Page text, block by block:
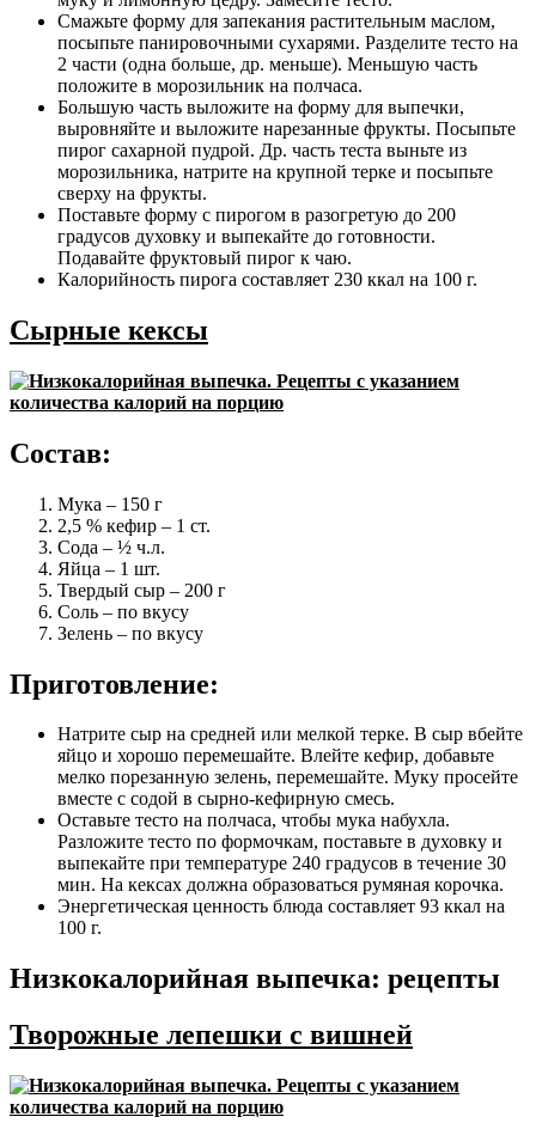
Смажьте форму для запекания растительным маслом,
посыпьте панировочными сухарями. Разделите тесто на
2 части (одна больше, др. меньше). Меньшую часть
положите в морозильник на полчаса.
Большую часть выложите на форму для выпечки,
выровняйте и выложите нарезанные фрукты. Посыпьте
пирог сахарной пудрой. Др. часть теста выньте из
морозильника, натрите на крупной терке и посыпьте
сверху на фрукты.
Поставьте форму с пирогом в разогретую до 200
градусов духовку и выпекайте до готовности.
Подавайте фруктовый пирог к чаю.
Калорийность пирога составляет 230 ккал на 100 г.
Сырные кексы
Состав:
Мука – 150 г
2,5 % кефир – 1 ст.
Сода – ½ ч.л.
Яйца – 1 шт.
Твердый сыр – 200 г
Соль – по вкусу
Зелень – по вкусу
Приготовление:
Натрите сыр на средней или мелкой терке. В сыр вбейте
яйцо и хорошо перемешайте. Влейте кефир, добавьте
мелко порезанную зелень, перемешайте. Муку просейте
вместе с содой в сырно-кефирную смесь.
Оставьте тесто на полчаса, чтобы мука набухла.
Разложите тесто по формочкам, поставьте в духовку и
выпекайте при температуре 240 градусов в течение 30
мин. На кексах должна образоваться румяная корочка.
Энергетическая ценность блюда составляет 93 ккал на
100 г.
Низкокалорийная выпечка: рецепты
Творожные лепешки с вишней